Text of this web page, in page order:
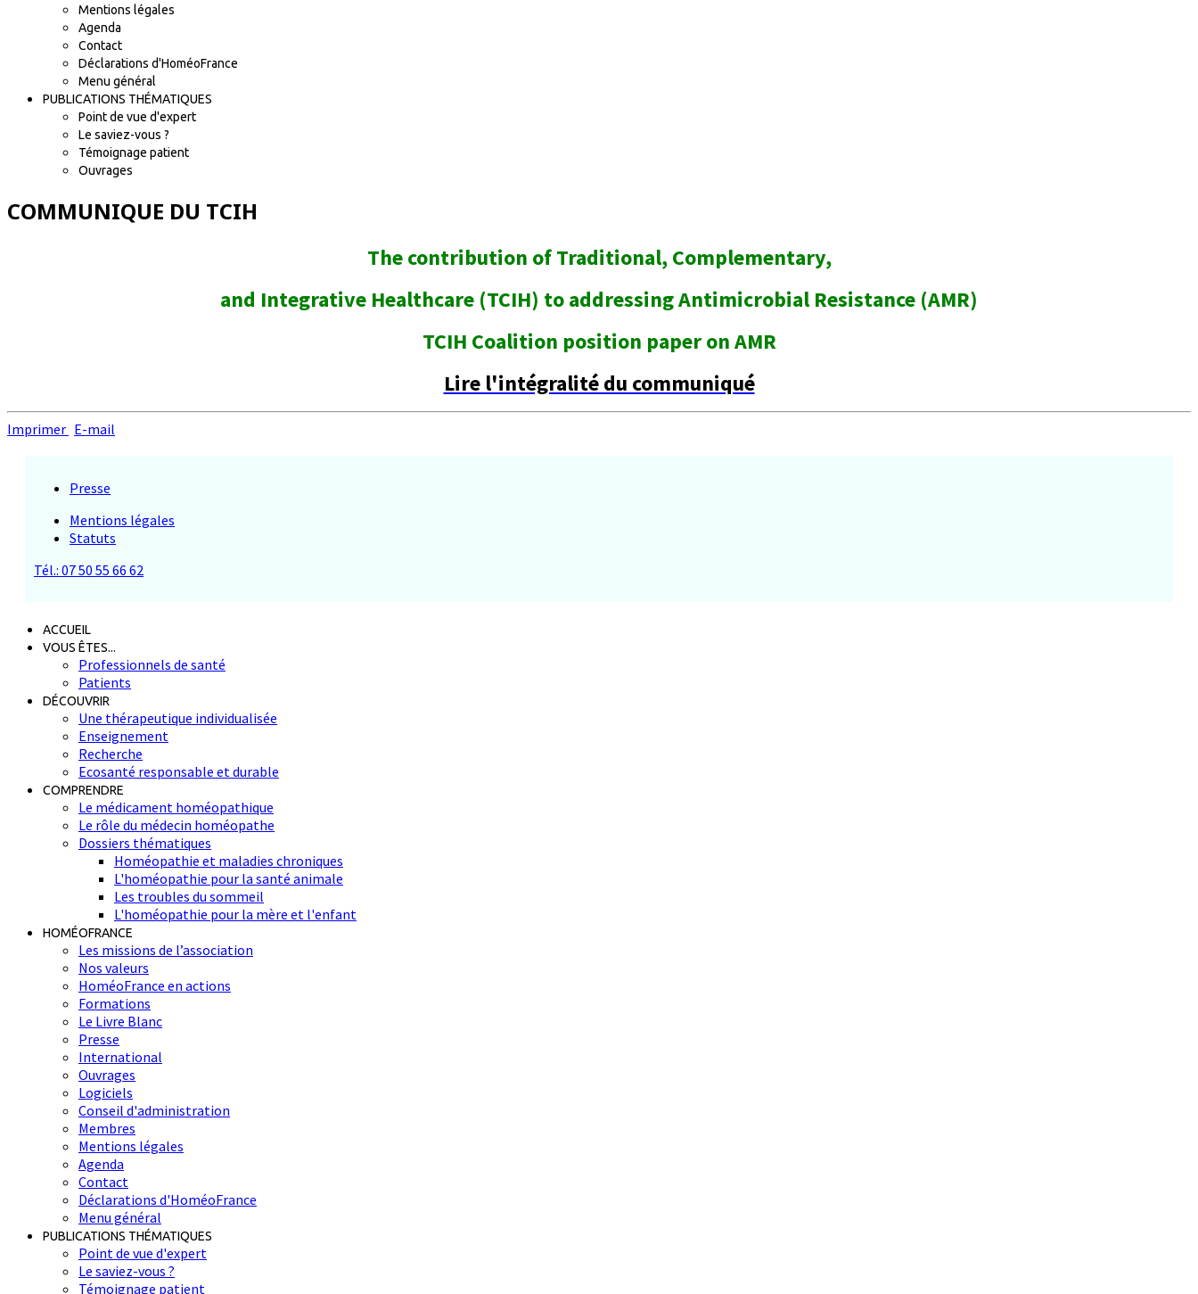
Mentions légales
Agenda
Contact
Déclarations d'HoméoFrance
Menu général
PUBLICATIONS THÉMATIQUES
Point de vue d'expert
Le saviez-vous ?
Témoignage patient
Ouvrages
COMMUNIQUE DU TCIH
The contribution of Traditional, Complementary,
and Integrative Healthcare (TCIH) to addressing Antimicrobial Resistance (AMR)
TCIH Coalition position paper on AMR
Lire l'intégralité du communiqué
Imprimer E-mail
Presse
Mentions légales
Statuts
Tél.: 07 50 55 66 62
ACCUEIL
VOUS ÊTES...
Professionnels de santé
Patients
DÉCOUVRIR
Une thérapeutique individualisée
Enseignement
Recherche
Ecosanté responsable et durable
COMPRENDRE
Le médicament homéopathique
Le rôle du médecin homéopathe
Dossiers thématiques
Homéopathie et maladies chroniques
L'homéopathie pour la santé animale
Les troubles du sommeil
L'homéopathie pour la mère et l'enfant
HOMÉOFRANCE
Les missions de l’association
Nos valeurs
HoméoFrance en actions
Formations
Le Livre Blanc
Presse
International
Ouvrages
Logiciels
Conseil d'administration
Membres
Mentions légales
Agenda
Contact
Déclarations d'HoméoFrance
Menu général
PUBLICATIONS THÉMATIQUES
Point de vue d'expert
Le saviez-vous ?
Témoignage patient